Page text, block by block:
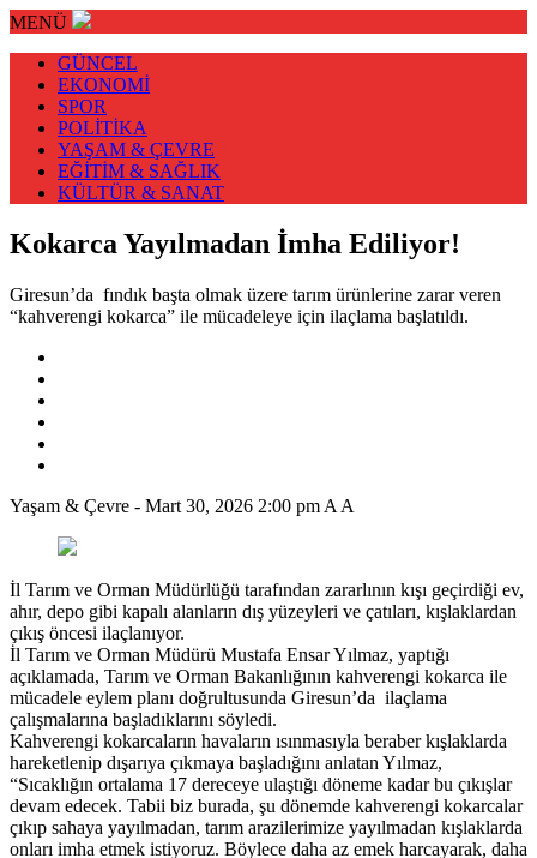
MENÜ
GÜNCEL
EKONOMİ
SPOR
POLİTİKA
YAŞAM & ÇEVRE
EĞİTİM & SAĞLIK
KÜLTÜR & SANAT
Kokarca Yayılmadan İmha Ediliyor!
Giresun’da fındık başta olmak üzere tarım ürünlerine zarar veren
“kahverengi kokarca” ile mücadeleye için ilaçlama başlatıldı.
Yaşam & Çevre - Mart 30, 2026 2:00 pm A A
İl Tarım ve Orman Müdürlüğü tarafından zararlının kışı geçirdiği ev,
ahır, depo gibi kapalı alanların dış yüzeyleri ve çatıları, kışlaklardan
çıkış öncesi ilaçlanıyor.
İl Tarım ve Orman Müdürü Mustafa Ensar Yılmaz, yaptığı
açıklamada, Tarım ve Orman Bakanlığının kahverengi kokarca ile
mücadele eylem planı doğrultusunda Giresun’da ilaçlama
çalışmalarına başladıklarını söyledi.
Kahverengi kokarcaların havaların ısınmasıyla beraber kışlaklarda
hareketlenip dışarıya çıkmaya başladığını anlatan Yılmaz,
“Sıcaklığın ortalama 17 dereceye ulaştığı döneme kadar bu çıkışlar
devam edecek. Tabii biz burada, şu dönemde kahverengi kokarcalar
çıkıp sahaya yayılmadan, tarım arazilerimize yayılmadan kışlaklarda
onları imha etmek istiyoruz. Böylece daha az emek harcayarak, daha